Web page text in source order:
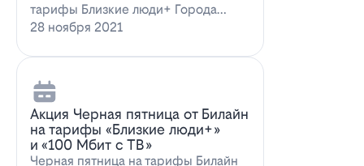
тарифы Близкие люди+ Города
от БилайнОператор Билайн радует
28 ноября 2021
Акция Черная пятница от Билайн
на тарифы «Близкие люди+»
и «100 Мбит с ТВ»
Черная пятница на тарифы Билайн